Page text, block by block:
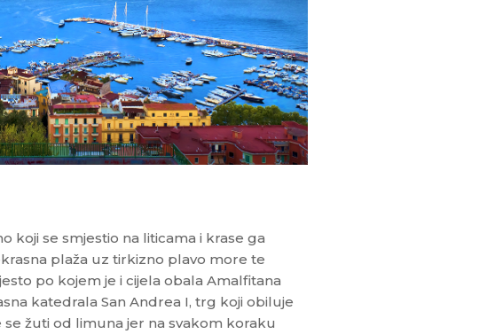
koji se smjestio na liticama i krase ga
plaža uz tirkizno plavo more te
po kojem je i cijela obala Amalfitana
katedrala San Andrea I, trg koji obiluje
žuti od limuna jer na svakom koraku